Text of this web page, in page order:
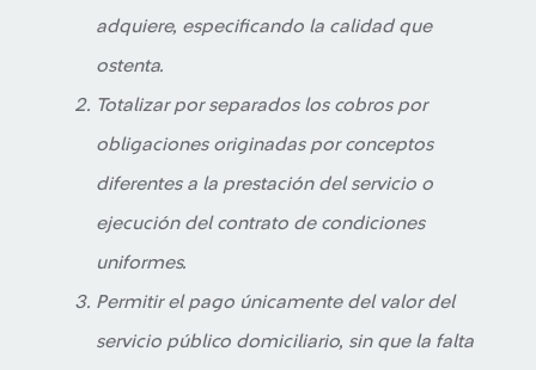
adquiere, especificando la calidad que
ostenta.
Totalizar por separados los cobros por
obligaciones originadas por conceptos
diferentes a la prestación del servicio o
ejecución del contrato de condiciones
uniformes.
Permitir el pago únicamente del valor del
servicio público domiciliario, sin que la falta